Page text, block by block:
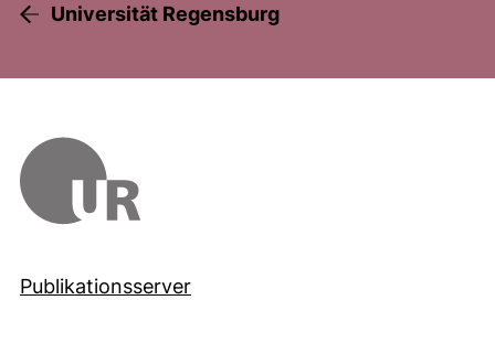
Universität Regensburg
Publikationsserver